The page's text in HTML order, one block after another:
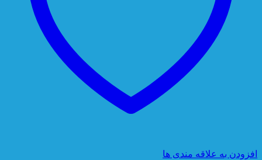
افزودن به علاقه مندی ها